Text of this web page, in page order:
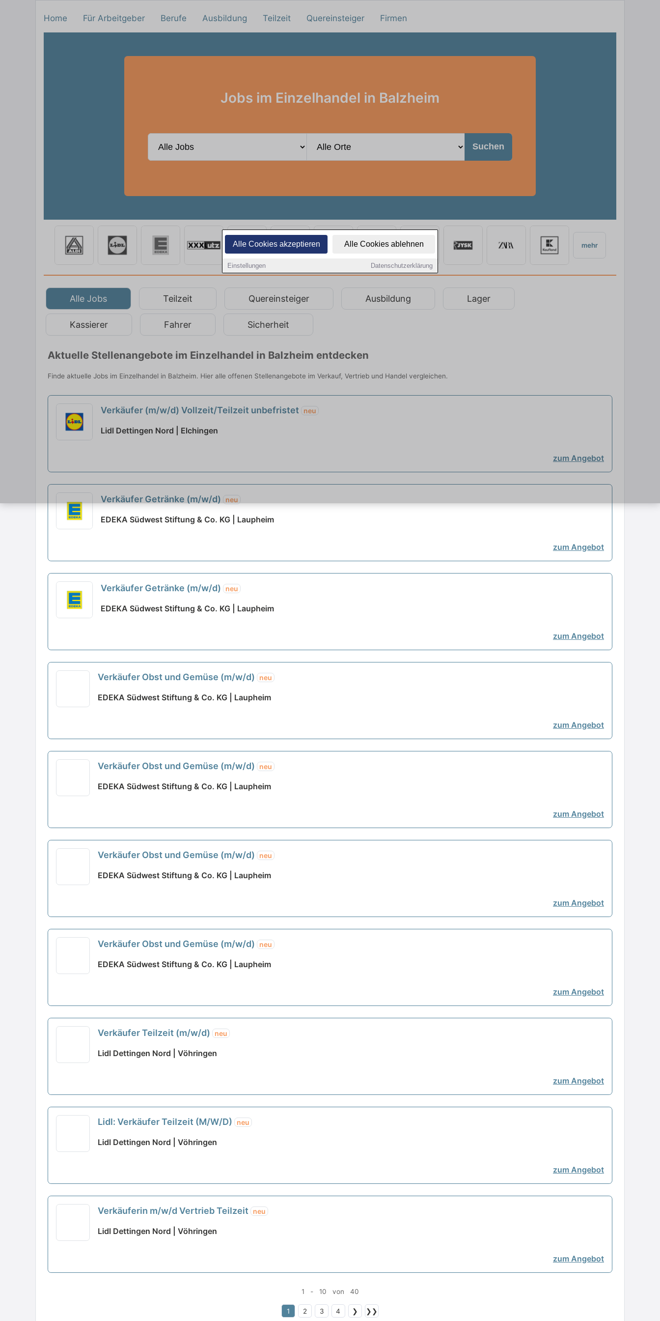
Alle Cookies akzeptieren Alle Cookies ablehnen
Einstellungen Datenschutzerklärung
Home Für Arbeitgeber Berufe Ausbildung Teilzeit Quereinsteiger Firmen
Jobs im Einzelhandel in Balzheim
Suchen
mehr
Alle Jobs Teilzeit Quereinsteiger Ausbildung Lager
Kassierer Fahrer Sicherheit
Aktuelle Stellenangebote im Einzelhandel in Balzheim entdecken
Finde aktuelle Jobs im Einzelhandel in Balzheim. Hier alle offenen Stellenangebote im Verkauf, Vertrieb und Handel vergleichen.
Verkäufer (m/w/d) Vollzeit/Teilzeit unbefristet neu
Lidl Dettingen Nord | Elchingen
zum Angebot
Verkäufer Getränke (m/w/d) neu
EDEKA Südwest Stiftung & Co. KG | Laupheim
zum Angebot
Verkäufer Getränke (m/w/d) neu
EDEKA Südwest Stiftung & Co. KG | Laupheim
zum Angebot
Verkäufer Obst und Gemüse (m/w/d) neu
EDEKA Südwest Stiftung & Co. KG | Laupheim
zum Angebot
Verkäufer Obst und Gemüse (m/w/d) neu
EDEKA Südwest Stiftung & Co. KG | Laupheim
zum Angebot
Verkäufer Obst und Gemüse (m/w/d) neu
EDEKA Südwest Stiftung & Co. KG | Laupheim
zum Angebot
Verkäufer Obst und Gemüse (m/w/d) neu
EDEKA Südwest Stiftung & Co. KG | Laupheim
zum Angebot
Verkäufer Teilzeit (m/w/d) neu
Lidl Dettingen Nord | Vöhringen
zum Angebot
Lidl: Verkäufer Teilzeit (M/W/D) neu
Lidl Dettingen Nord | Vöhringen
zum Angebot
Verkäuferin m/w/d Vertrieb Teilzeit neu
Lidl Dettingen Nord | Vöhringen
zum Angebot
1 - 10 von 40
1 2 3 4 ❯ ❯❯